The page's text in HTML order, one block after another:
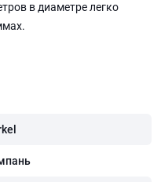
в диаметре легко